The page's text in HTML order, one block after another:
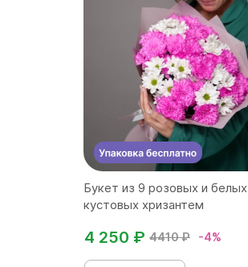
Букет из 9 розовых и белых
кустовых хризантем
4410 ₽ -4%
4 250 ₽